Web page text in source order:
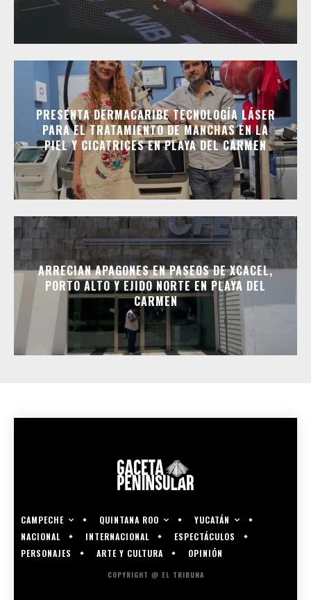
PRESENTA DERMACARIBE TECNOLOGÍA LÁSER
PARA EL TRATAMIENTO DE MANCHAS EN LA
PIEL Y CICATRICES EN PLAYA DEL CARMEN
ARRECIAN APAGONES EN PASEOS DE XCACEL,
PORTO ALTO Y EJIDO NORTE EN PLAYA DEL
CARMEN
CAMPECHE QUINTANA ROO
YUCATÁN
NACIONAL
INTERNACIONAL
ESPECTÁCULOS
PERSONAJES
ARTE Y CULTURA OPINIÓN
COPYRIGHT @ EL TRIBUNA